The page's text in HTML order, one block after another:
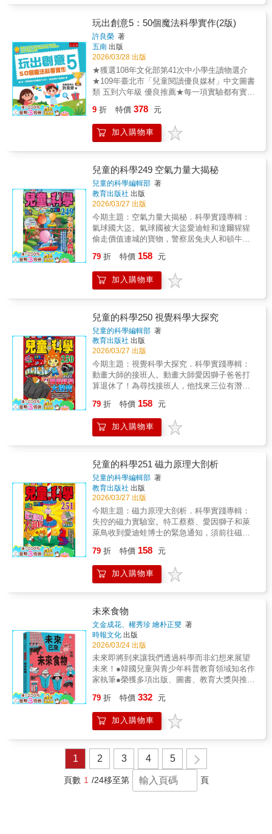
成人閱讀
趣到睡不著─系列介紹】★日本中小學生經典科
普課外讀物，系列作品銷量突破七十萬本！
★★108課綱培養「科學素養」、「閱讀力」最
佳讀物★◎熱情推廣科學的專家作者群本系列
長期受到日本親師生的肯定，主因是：來自各
科學領域的專家作者群，專業值得信賴，長年
耕耘科普傳播，出版過多部科普暢銷作品。◎
科學素養讀本：科學素養是人們看待自然現象
時保持好奇心，從中思考問題、進而設法解決
問題的一種涵養。閱讀有趣的課外科學書籍，
並呼應學校課程內容，培養孩子的科學素養。─
增加閱讀力：書中每個小主題的篇幅適中，讀
來毫不費力，平易近人的內容，使人不知不覺
一直看下去，也促進中小學生的長篇文章閱讀
力。◎【妙趣版】第一輯 ★獲文化部第44次中
小學生讀物選介《有趣到睡不著的自然科學》
／《有趣到睡不著的化學》／《有趣到睡不著
的生物學》《有趣到睡不著的植物學》／《有
趣到睡不著的天文學》／《有趣到睡不著的地
球科學》◎【悸動版】《一定要知道的傳染
病》／《一定要知道的怪奇科學》／《一定要
知道的驚奇天文學》《恐怖到睡不著的化學》
主題陸續推出！《有趣到睡不著的元素》／
《有趣到睡不著的演化》／《有趣到睡不著的
解剖學》腦科學／恐龍
圖解說明，一次滿足透過連貫的漫畫劇情與角
色互動，把數字、公式與抽象概念，轉化成看
得見、想得通的畫面，降低學習門檻，也提高
閱讀樂趣。★從基礎到進階，建立完整數學觀
內容涵蓋數字、運算、分數、小數、比例、幾
何、代數、座標、無限與大數概念，循序漸
進，幫助孩子建立「數學其實有邏輯、而且很
有趣」的整體印象。
該是幸福、歡樂的婚禮上，卻傳出新娘身上的
珍珠耳環離奇消失的案件！事情一波未平一波
又起，社區街上的流浪貓接二連三地因為誤食
毒物而倒下……這兩起事件是否有所關聯？羅
有識將再次發揮紅衣鼻屎超人的科學超能力，
暗中查明真相，守護社區和平！【知識學習重
點】#酸與鹼的特性 #指示劑的原理 #中和反應
#pH值【學習領域分類】◎適讀年齡：小學低年
級以上，建議8歲以下親子共讀或教師導讀◎教
玩出創意5：50個魔法科學實作(2版)
許良榮 著
五南 出版
2026/03/28 出版
★獲選108年文化部第41次中小學生讀物選介
★109年臺北市「兒童閱讀優良媒材」中文圖書
類 五到六年級 優良推薦★每一項實驗都有實驗
上科學必讀的一本書！簡單富趣味性的科學實
作․親自動手玩出創意本書為「玩出創意」系列
第五本，全書包含七大類共50項的實作科學實
包含：操作過程、原理說明、叮嚀的話以及參
考資料。本書內容網羅最新的以及作者巧思設
計的實驗，能提供家長與教師指導小朋友或學
生進行科學實作，培養對於科學的興趣與知
能。自然界中好玩的、令人驚異的現象，本來
就很多，不需要天縱英明，也不需要冰雪聰
明，只需要好奇心和赤子之心，就可以好好玩
味與品嚐自然現象的樂趣。而這份樂趣，永遠
都圍繞在你我身邊！
9 折 特價 378 元
加入購物車
兒童的科學249 空氣力量大揭秘
兒童的科學編輯部 著
教育出版社 出版
2026/03/27 出版
今期主題：空氣力量大揭秘．科學實踐專輯：
氣球國大盜。氣球國被大盜愛迪蛙和達爾猩猩
偷走價值連城的寶物，警察居兔夫人和頓牛追
展開追逐戰！其間剖析作用力與反作用力的原
理、氣球物料特性，還會介紹其他空氣動力載
具等知識。
79 折 特價 158 元
加入購物車
兒童的科學250 視覺科學大探究
兒童的科學編輯部 著
教育出版社 出版
2026/03/27 出版
今期主題：視覺科學大探究．科學實踐專輯：
動畫大師的接班人。動畫大師愛因獅子爸爸打
算退休了！為尋找接班人，他找來三位有潛力
通過考驗？其間將會解說探究動畫製作與顯現
原理、人眼與視覺幻象關聯性，還會闡述其他
動畫製作方式。
79 折 特價 158 元
加入購物車
兒童的科學251 磁力原理大剖析
兒童的科學編輯部 著
教育出版社 出版
2026/03/27 出版
今期主題：磁力原理大剖析．科學實踐專輯：
失控的磁力實驗室。特工蔡蔡、愛因獅子和萊
萊鳥收到愛迪蛙博士的緊急通知，須前往磁力
其AI下屬將會解說磁鐵相吸與相斥原理、磁化
作用和技巧，還會闡釋磁力應用的例子。
79 折 特價 158 元
加入購物車
未來食物
文金成花、權秀珍 繪朴正燮 著
時報文化 出版
2026/03/24 出版
未來即將到來讓我們透過科學而非幻想來展望
未來！●韓國兒童與青少年科普教育領域知名作
家執筆●榮獲多項出版、圖書、教育大獎與推薦
介】若要為未來的糧食做準備，首先必須思
考：我們的食物從何而來？沒有植物，就沒有
糧食；沒有種子，就沒有糧食！地球的食物生
增加，為了人類的便利而餵養家畜不適當的飼
料，也導致各種傳染病不斷爆發。人類真的能
克服未來的糧食危機嗎？本書提出了健康的替
代糧食選擇，介紹潔淨肉、可口的昆蟲等。更
79 折 特價 332 元
加入購物車
1 2 3 4 5
頁數 1 /24移至第 頁